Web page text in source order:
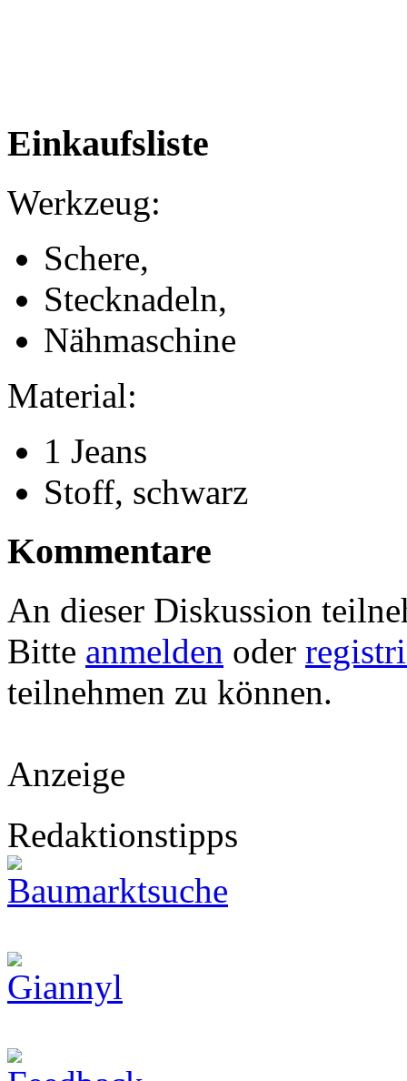
Einkaufsliste
Werkzeug:
Schere,
Stecknadeln,
Nähmaschine
Material:
1 Jeans
Stoff, schwarz
Kommentare
An dieser Diskussion
Bitte anmelden oder
teilnehmen zu können.
Anzeige
Redaktionstipps